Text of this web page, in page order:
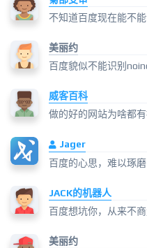
不知道百度现在能不
美丽约
百度貌似不能识别
威客百科
做的好的网站为啥都有
Jager
百度的心思，难以琢磨
JACK的机器人
百度想坑你，从来不
美丽约